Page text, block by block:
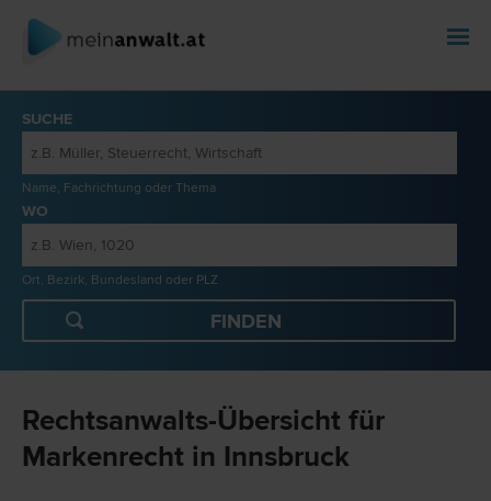
SUCHE
Name, Fachrichtung oder Thema
WO
Ort, Bezirk, Bundesland oder PLZ
Rechtsanwalts-Übersicht für
Markenrecht in Innsbruck